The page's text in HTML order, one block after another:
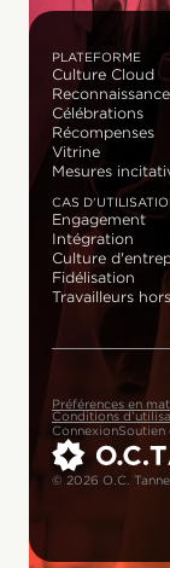
PLATEFORME
Culture Cloud
Reconnaissance
Célébrations
Récompenses
Vitrine
Mesures
CAS
Engagement
Intégration
Culture
Fidélisation
Travailleurs
Préférences en
Conditions
ConnexionSoutien
© 2026 O.C.